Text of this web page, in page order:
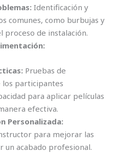
Identificación y
comunes, como burbujas y
proceso de instalación.
Pruebas de
los participantes
para aplicar películas
efectiva.
Personalizada:
para mejorar las
un acabado profesional.